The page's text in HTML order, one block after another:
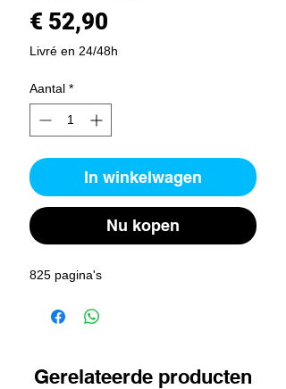
€ 52,90
Livré en 24/48h
Aantal *
In winkelwagen
Nu kopen
825 pagina's
Gerelateerde producten